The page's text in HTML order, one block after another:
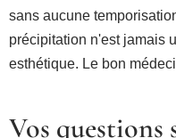
sans aucune
précipitation n'est jamais
esthétique. Le bon
Vos questions